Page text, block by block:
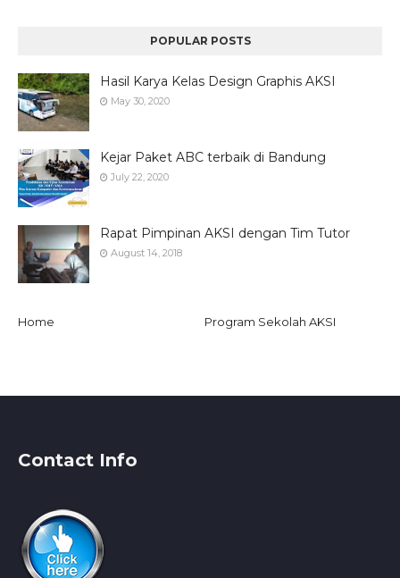
POPULAR POSTS
Hasil Karya Kelas Design Graphis AKSI
May 30, 2020
Kejar Paket ABC terbaik di Bandung
July 22, 2020
Rapat Pimpinan AKSI dengan Tim Tutor
August 14, 2018
Home Program Sekolah AKSI
Contact Info